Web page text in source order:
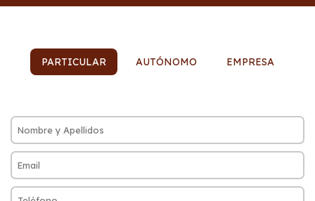
PARTICULAR AUTÓNOMO EMPRESA